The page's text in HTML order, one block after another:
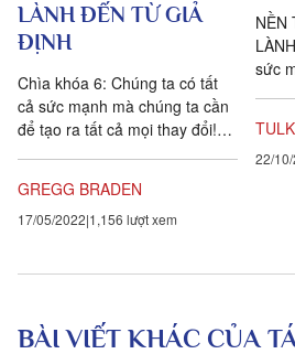
LÀNH ĐẾN TỪ GIẢ
ĐỊNH
Chìa khóa 6: Chúng ta có tất
cả sức mạnh mà chúng ta cần
để tạo ra tất cả mọi thay đổi!
GREGG BRADEN
17/05/2022 1,156 lượt xem
NỀN
sức
này...
22/
BÀI VIẾT KHÁC CỦA